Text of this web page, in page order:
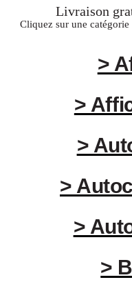
Livraison
Cliquez sur une
>
>
>
>
>
>